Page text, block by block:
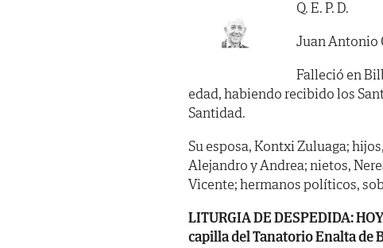
Q. E. P. D.
Juan Antonio
Falleció en
edad, habiendo recibido los
Santidad.
Su esposa, Kontxi Zuluaga;
Alejandro y Andrea; nietos,
Vicente; hermanos políticos,
LITURGIA DE DESPEDIDA:
capilla del Tanatorio Enalta de